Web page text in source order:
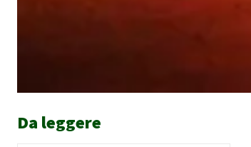
Da leggere